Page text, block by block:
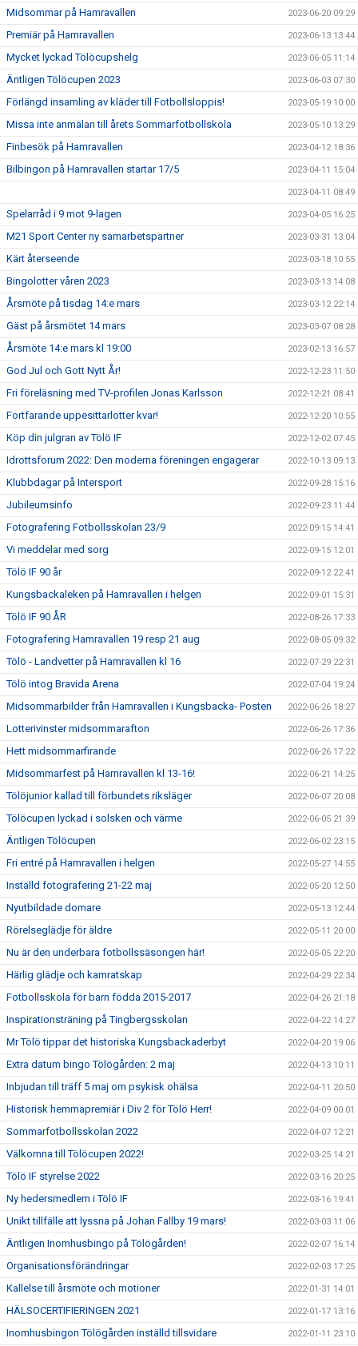
Midsommar på Hamravallen 2023-06-20 09:29
Premiär på Hamravallen 2023-06-13 13:44
Mycket lyckad Tölöcupshelg 2023-06-05 11:14
Äntligen Tölöcupen 2023 2023-06-03 07:30
Förlängd insamling av kläder till Fotbollsloppis! 2023-05-19 10:00
Missa inte anmälan till årets Sommarfotbollskola 2023-05-10 13:29
Finbesök på Hamravallen 2023-04-12 18:36
Bilbingon på Hamravallen startar 17/5 2023-04-11 15:04
2023-04-11 08:49
Spelarråd i 9 mot 9-lagen 2023-04-05 16:25
M21 Sport Center ny samarbetspartner 2023-03-31 13:04
Kärt återseende 2023-03-18 10:55
Bingolotter våren 2023 2023-03-13 14:08
Årsmöte på tisdag 14:e mars 2023-03-12 22:14
Gäst på årsmötet 14 mars 2023-03-07 08:28
Årsmöte 14:e mars kl 19:00 2023-02-13 16:57
God Jul och Gott Nytt År! 2022-12-23 11:50
Fri föreläsning med TV-profilen Jonas Karlsson 2022-12-21 08:41
Fortfarande uppesittarlotter kvar! 2022-12-20 10:55
Köp din julgran av Tölö IF 2022-12-02 07:45
Idrottsforum 2022: Den moderna föreningen engagerar 2022-10-13 09:13
Klubbdagar på Intersport 2022-09-28 15:16
Jubileumsinfo 2022-09-23 11:44
Fotografering Fotbollsskolan 23/9 2022-09-15 14:41
Vi meddelar med sorg 2022-09-15 12:01
Tölö IF 90 år 2022-09-12 22:41
Kungsbackaleken på Hamravallen i helgen 2022-09-01 15:31
Tölö IF 90 ÅR 2022-08-26 17:33
Fotografering Hamravallen 19 resp 21 aug 2022-08-05 09:32
Tölö - Landvetter på Hamravallen kl 16 2022-07-29 22:31
Tölö intog Bravida Arena 2022-07-04 19:24
Midsommarbilder från Hamravallen i Kungsbacka- Posten 2022-06-26 18:27
Lotterivinster midsommarafton 2022-06-26 17:36
Hett midsommarfirande 2022-06-26 17:22
Midsommarfest på Hamravallen kl 13-16! 2022-06-21 14:25
Tölöjunior kallad till förbundets riksläger 2022-06-07 20:08
Tölöcupen lyckad i solsken och värme 2022-06-05 21:39
Äntligen Tölöcupen 2022-06-02 23:15
Fri entré på Hamravallen i helgen 2022-05-27 14:55
Inställd fotografering 21-22 maj 2022-05-20 12:50
Nyutbildade domare 2022-05-13 12:44
Rörelseglädje för äldre 2022-05-11 20:00
Nu är den underbara fotbollssäsongen här! 2022-05-05 22:20
Härlig glädje och kamratskap 2022-04-29 22:34
Fotbollsskola för barn födda 2015-2017 2022-04-26 21:18
Inspirationsträning på Tingbergsskolan 2022-04-22 14:27
Mr Tölö tippar det historiska Kungsbackaderbyt 2022-04-20 19:06
Extra datum bingo Tölögården: 2 maj 2022-04-13 10:11
Inbjudan till träff 5 maj om psykisk ohälsa 2022-04-11 20:50
Historisk hemmapremiär i Div 2 för Tölö Herr! 2022-04-09 00:01
Sommarfotbollsskolan 2022 2022-04-07 12:21
Välkomna till Tölöcupen 2022! 2022-03-25 14:21
Tölö IF styrelse 2022 2022-03-16 20:25
Ny hedersmedlem i Tölö IF 2022-03-16 19:41
Unikt tillfälle att lyssna på Johan Fallby 19 mars! 2022-03-03 11:06
Äntligen Inomhusbingo på Tölögården! 2022-02-07 16:14
Organisationsförändringar 2022-02-03 17:25
Kallelse till årsmöte och motioner 2022-01-31 14:01
HÄLSOCERTIFIERINGEN 2021 2022-01-17 13:16
Inomhusbingon Tölögården inställd tillsvidare 2022-01-11 23:10